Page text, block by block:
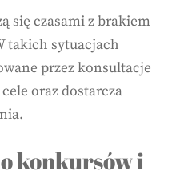
się czasami z brakiem
takich sytuacjach
przez konsultacje
oraz dostarcza
konkursów i